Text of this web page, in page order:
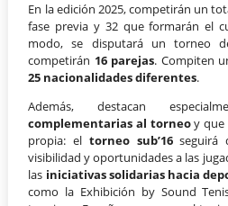
En la edición 2025, competirán un
fase previa y 32 que formarán el
modo, se disputará un torneo
competirán 16 parejas. Compiten
25 nacionalidades diferentes.
Además, destacan
complementarias al torneoy que
propia: el torneo sub’16seguirá
visibilidad y oportunidades a las
las iniciativas solidarias hacia
como la Exhibición by Sound